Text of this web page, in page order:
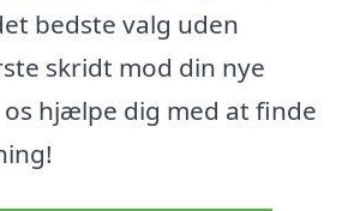
bedste valg uden
skridt mod din nye
hjælpe dig med at finde